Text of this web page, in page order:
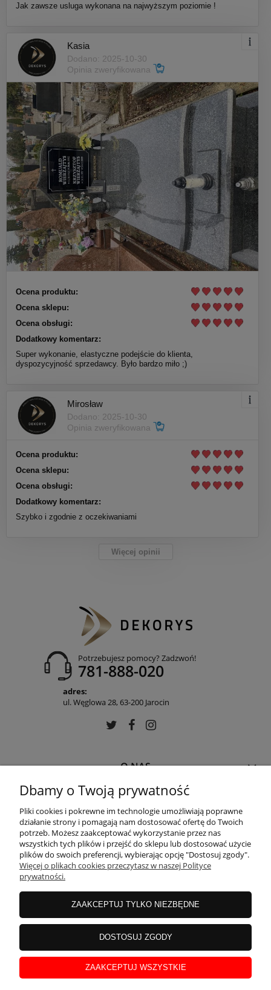
Jak zawsze usluga wykonana na najwyższym poziomie !
Kasia
Dodano: 2025-10-30
Opinia zweryfikowana
Ocena produktu:
Ocena sklepu:
Ocena obsługi:
Dodatkowy komentarz:
Super wykonanie, elastyczne podejście do klienta,
dyspozycyjność sprzedawcy. Było bardzo miło ;)
Mirosław
Dodano: 2025-10-30
Opinia zweryfikowana
Ocena produktu:
Ocena sklepu:
Ocena obsługi:
Dodatkowy komentarz:
Szybko i zgodnie z oczekiwaniami
Więcej opinii
Potrzebujesz pomocy? Zadzwoń!
781-888-020
adres:
ul. Węglowa 28, 63-200 Jarocin
O NAS
MOJE KONTO
PŁATNOŚCI I DOSTAWA
Dbamy o Twoją prywatność
Pliki cookies i pokrewne im technologie umożliwiają poprawne
działanie strony i pomagają nam dostosować ofertę do Twoich
potrzeb. Możesz zaakceptować wykorzystanie przez nas
wszystkich tych plików i przejść do sklepu lub dostosować użycie
plików do swoich preferencji, wybierając opcję "Dostosuj zgody".
Więcej o plikach cookies przeczytasz w naszej Polityce
prywatności.
ZAAKCEPTUJ TYLKO NIEZBĘDNE
DOSTOSUJ ZGODY
ZAAKCEPTUJ WSZYSTKIE